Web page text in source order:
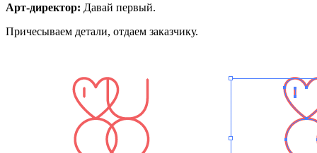
Арт-директор: Давай первый.
Причесываем детали, отдаем заказчику.